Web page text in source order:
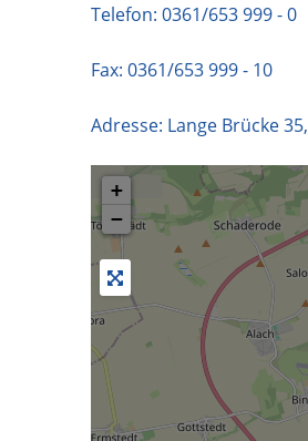
Telefon: 0361/653 999 - 0
Fax: 0361/653 999 - 10
Adresse: Lange Brücke 35,
+
−